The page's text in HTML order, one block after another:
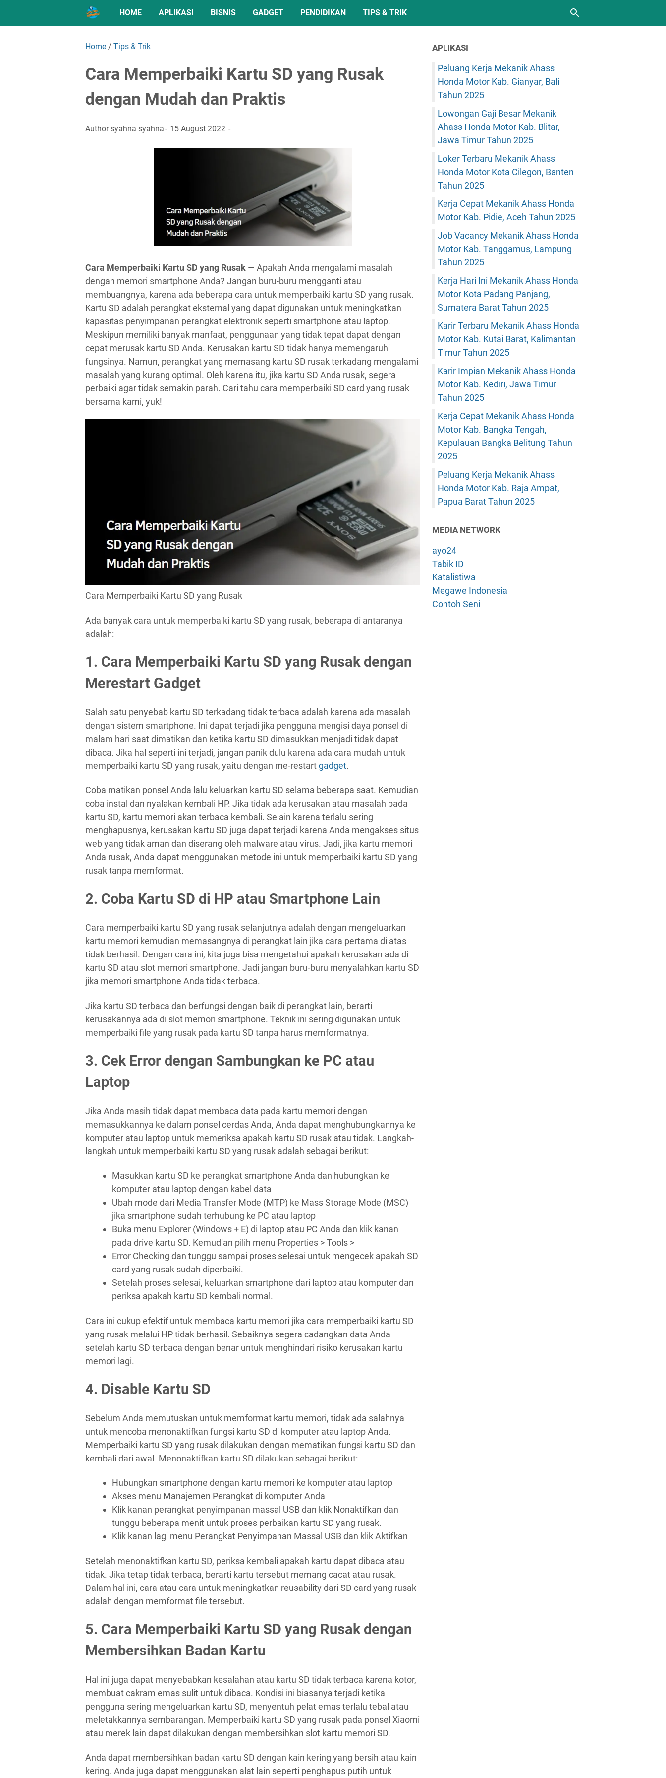
HOME APLIKASI BISNIS GADGET PENDIDIKAN TIPS & TRIK
Home / Tips & Trik
Cara Memperbaiki Kartu SD yang Rusak
dengan Mudah dan Praktis
Authorsyahna syahna 15 August 2022
Cara Memperbaiki Kartu SD yang Rusak — Apakah Anda mengalami masalah
dengan memori smartphone Anda? Jangan buru-buru mengganti atau
membuangnya, karena ada beberapa cara untuk memperbaiki kartu SD yang rusak.
Kartu SD adalah perangkat eksternal yang dapat digunakan untuk meningkatkan
kapasitas penyimpanan perangkat elektronik seperti smartphone atau laptop.
Meskipun memiliki banyak manfaat, penggunaan yang tidak tepat dapat dengan
cepat merusak kartu SD Anda. Kerusakan kartu SD tidak hanya memengaruhi
fungsinya. Namun, perangkat yang memasang kartu SD rusak terkadang mengalami
masalah yang kurang optimal. Oleh karena itu, jika kartu SD Anda rusak, segera
perbaiki agar tidak semakin parah. Cari tahu cara memperbaiki SD card yang rusak
bersama kami, yuk!
Cara Memperbaiki Kartu SD yang Rusak
Ada banyak cara untuk memperbaiki kartu SD yang rusak, beberapa di antaranya
adalah:
1. Cara Memperbaiki Kartu SD yang Rusak dengan
Merestart Gadget
Salah satu penyebab kartu SD terkadang tidak terbaca adalah karena ada masalah
dengan sistem smartphone. Ini dapat terjadi jika pengguna mengisi daya ponsel di
malam hari saat dimatikan dan ketika kartu SD dimasukkan menjadi tidak dapat
dibaca. Jika hal seperti ini terjadi, jangan panik dulu karena ada cara mudah untuk
memperbaiki kartu SD yang rusak, yaitu dengan me-restartgadget.
Coba matikan ponsel Anda lalu keluarkan kartu SD selama beberapa saat. Kemudian
coba instal dan nyalakan kembali HP. Jika tidak ada kerusakan atau masalah pada
kartu SD, kartu memori akan terbaca kembali. Selain karena terlalu sering
menghapusnya, kerusakan kartu SD juga dapat terjadi karena Anda mengakses situs
web yang tidak aman dan diserang oleh malware atau virus. Jadi, jika kartu memori
Anda rusak, Anda dapat menggunakan metode ini untuk memperbaiki kartu SD yang
rusak tanpa memformat.
2. Coba Kartu SD di HP atau Smartphone Lain
Cara memperbaiki kartu SD yang rusak selanjutnya adalah dengan mengeluarkan
kartu memori kemudian memasangnya di perangkat lain jika cara pertama di atas
tidak berhasil. Dengan cara ini, kita juga bisa mengetahui apakah kerusakan ada di
kartu SD atau slot memori smartphone. Jadi jangan buru-buru menyalahkan kartu SD
jika memori smartphone Anda tidak terbaca.
Jika kartu SD terbaca dan berfungsi dengan baik di perangkat lain, berarti
kerusakannya ada di slot memori smartphone. Teknik ini sering digunakan untuk
memperbaiki file yang rusak pada kartu SD tanpa harus memformatnya.
3. Cek Error dengan Sambungkan ke PC atau
Laptop
Jika Anda masih tidak dapat membaca data pada kartu memori dengan
memasukkannya ke dalam ponsel cerdas Anda, Anda dapat menghubungkannya ke
komputer atau laptop untuk memeriksa apakah kartu SD rusak atau tidak. Langkah-
langkah untuk memperbaiki kartu SD yang rusak adalah sebagai berikut:
Masukkan kartu SD ke perangkat smartphone Anda dan hubungkan ke
komputer atau laptop dengan kabel data
Ubah mode dari Media Transfer Mode (MTP) ke Mass Storage Mode (MSC)
jika smartphone sudah terhubung ke PC atau laptop
Buka menu Explorer (Windows + E) di laptop atau PC Anda dan klik kanan
pada drive kartu SD. Kemudian pilih menu Properties > Tools >
Error Checking dan tunggu sampai proses selesai untuk mengecek apakah SD
card yang rusak sudah diperbaiki.
Setelah proses selesai, keluarkan smartphone dari laptop atau komputer dan
periksa apakah kartu SD kembali normal.
Cara ini cukup efektif untuk membaca kartu memori jika cara memperbaiki kartu SD
yang rusak melalui HP tidak berhasil. Sebaiknya segera cadangkan data Anda
setelah kartu SD terbaca dengan benar untuk menghindari risiko kerusakan kartu
memori lagi.
4. Disable Kartu SD
Sebelum Anda memutuskan untuk memformat kartu memori, tidak ada salahnya
untuk mencoba menonaktifkan fungsi kartu SD di komputer atau laptop Anda.
Memperbaiki kartu SD yang rusak dilakukan dengan mematikan fungsi kartu SD dan
kembali dari awal. Menonaktifkan kartu SD dilakukan sebagai berikut:
Hubungkan smartphone dengan kartu memori ke komputer atau laptop
Akses menu Manajemen Perangkat di komputer Anda
Klik kanan perangkat penyimpanan massal USB dan klik Nonaktifkan dan
tunggu beberapa menit untuk proses perbaikan kartu SD yang rusak.
Klik kanan lagi menu Perangkat Penyimpanan Massal USB dan klik Aktifkan
Setelah menonaktifkan kartu SD, periksa kembali apakah kartu dapat dibaca atau
tidak. Jika tetap tidak terbaca, berarti kartu tersebut memang cacat atau rusak.
Dalam hal ini, cara atau cara untuk meningkatkan reusability dari SD card yang rusak
adalah dengan memformat file tersebut.
5. Cara Memperbaiki Kartu SD yang Rusak dengan
Membersihkan Badan Kartu
Hal ini juga dapat menyebabkan kesalahan atau kartu SD tidak terbaca karena kotor,
membuat cakram emas sulit untuk dibaca. Kondisi ini biasanya terjadi ketika
pengguna sering mengeluarkan kartu SD, menyentuh pelat emas terlalu tebal atau
meletakkannya sembarangan. Memperbaiki kartu SD yang rusak pada ponsel Xiaomi
atau merek lain dapat dilakukan dengan membersihkan slot kartu memori SD.
Anda dapat membersihkan badan kartu SD dengan kain kering yang bersih atau kain
kering. Anda juga dapat menggunakan alat lain seperti penghapus putih untuk
APLIKASI
Peluang Kerja Mekanik Ahass
Honda Motor Kab. Gianyar, Bali
Tahun 2025
Lowongan Gaji Besar Mekanik
Ahass Honda Motor Kab. Blitar,
Jawa Timur Tahun 2025
Loker Terbaru Mekanik Ahass
Honda Motor Kota Cilegon, Banten
Tahun 2025
Kerja Cepat Mekanik Ahass Honda
Motor Kab. Pidie, Aceh Tahun 2025
Job Vacancy Mekanik Ahass Honda
Motor Kab. Tanggamus, Lampung
Tahun 2025
Kerja Hari Ini Mekanik Ahass Honda
Motor Kota Padang Panjang,
Sumatera Barat Tahun 2025
Karir Terbaru Mekanik Ahass Honda
Motor Kab. Kutai Barat, Kalimantan
Timur Tahun 2025
Karir Impian Mekanik Ahass Honda
Motor Kab. Kediri, Jawa Timur
Tahun 2025
Kerja Cepat Mekanik Ahass Honda
Motor Kab. Bangka Tengah,
Kepulauan Bangka Belitung Tahun
2025
Peluang Kerja Mekanik Ahass
Honda Motor Kab. Raja Ampat,
Papua Barat Tahun 2025
MEDIA NETWORK
ayo24
Tabik ID
Katalistiwa
Megawe Indonesia
Contoh Seni